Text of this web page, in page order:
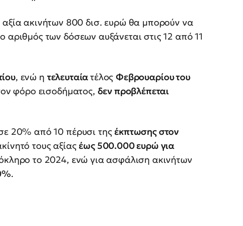
αξία ακινήτων 800 δισ. ευρώ θα μπορούν να
των δόσεων αυξάνεται στις 12 από 11
, ενώ η τελευταίατέλοςΦεβρουαρίου του
φόρο εισοδήματος, δεν προβλέπεται
20% από 10 πέρυσι τηςέκπτωσης στον
τους αξίαςέως 500.000 ευρώ για
το 2024, ενώ για ασφάλιση ακινήτων
.